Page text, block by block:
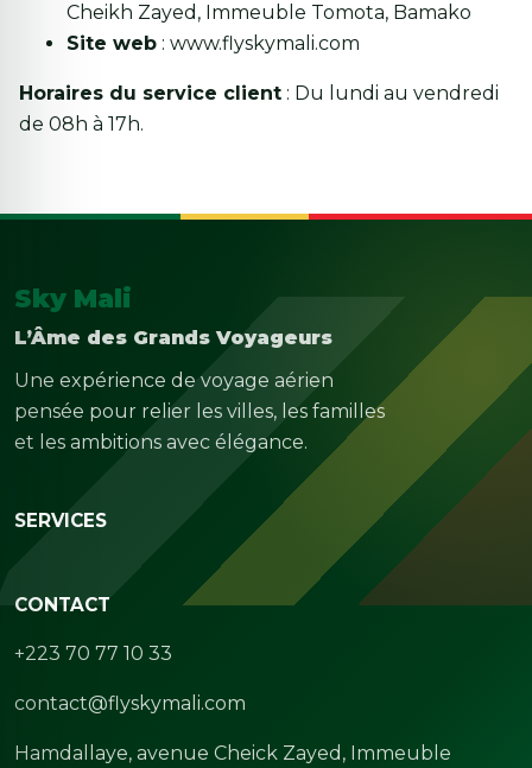
Cheikh Zayed, Immeuble Tomota, Bamako
Site web : www.flyskymali.com
Horaires du service client : Du lundi au vendredi
de 08h à 17h.
Sky Mali
L’Âme des Grands Voyageurs
Une expérience de voyage aérien
pensée pour relier les villes, les familles
et les ambitions avec élégance.
SERVICES
CONTACT
+223 70 77 10 33
contact@flyskymali.com
Hamdallaye, avenue Cheick Zayed, Immeuble